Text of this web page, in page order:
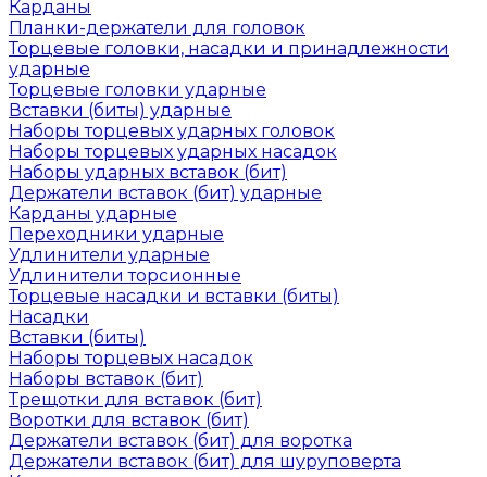
Карданы
Планки-держатели для головок
Торцевые головки, насадки и принадлежности
ударные
Торцевые головки ударные
Вставки (биты) ударные
Наборы торцевых ударных головок
Наборы торцевых ударных насадок
Наборы ударных вставок (бит)
Держатели вставок (бит) ударные
Карданы ударные
Переходники ударные
Удлинители ударные
Удлинители торсионные
Торцевые насадки и вставки (биты)
Насадки
Вставки (биты)
Наборы торцевых насадок
Наборы вставок (бит)
Трещотки для вставок (бит)
Воротки для вставок (бит)
Держатели вставок (бит) для воротка
Держатели вставок (бит) для шуруповерта